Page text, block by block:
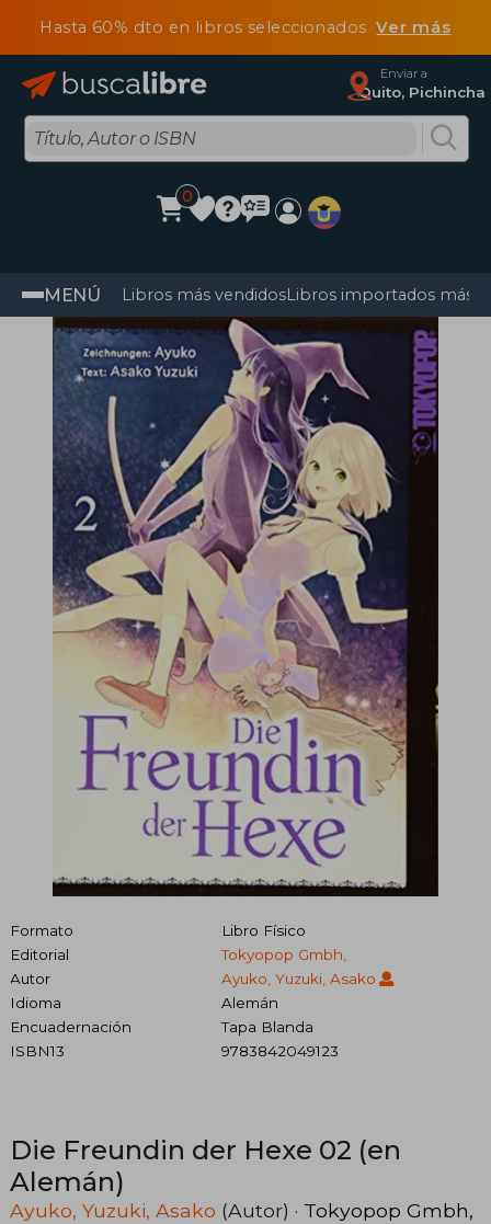
Hasta 60% dto en libros seleccionadosVer más
Enviar a
Quito, Pichincha
0
MENÚ Libros más vendidosLibros importados más
Formato
Libro Físico
Editorial
Tokyopop Gmbh,
Autor
Ayuko, Yuzuki, Asako
Idioma
Alemán
Encuadernación
Tapa Blanda
ISBN13
9783842049123
Die Freundin der Hexe 02 (en
Alemán)
Ayuko, Yuzuki, Asako (Autor) · Tokyopop Gmbh,